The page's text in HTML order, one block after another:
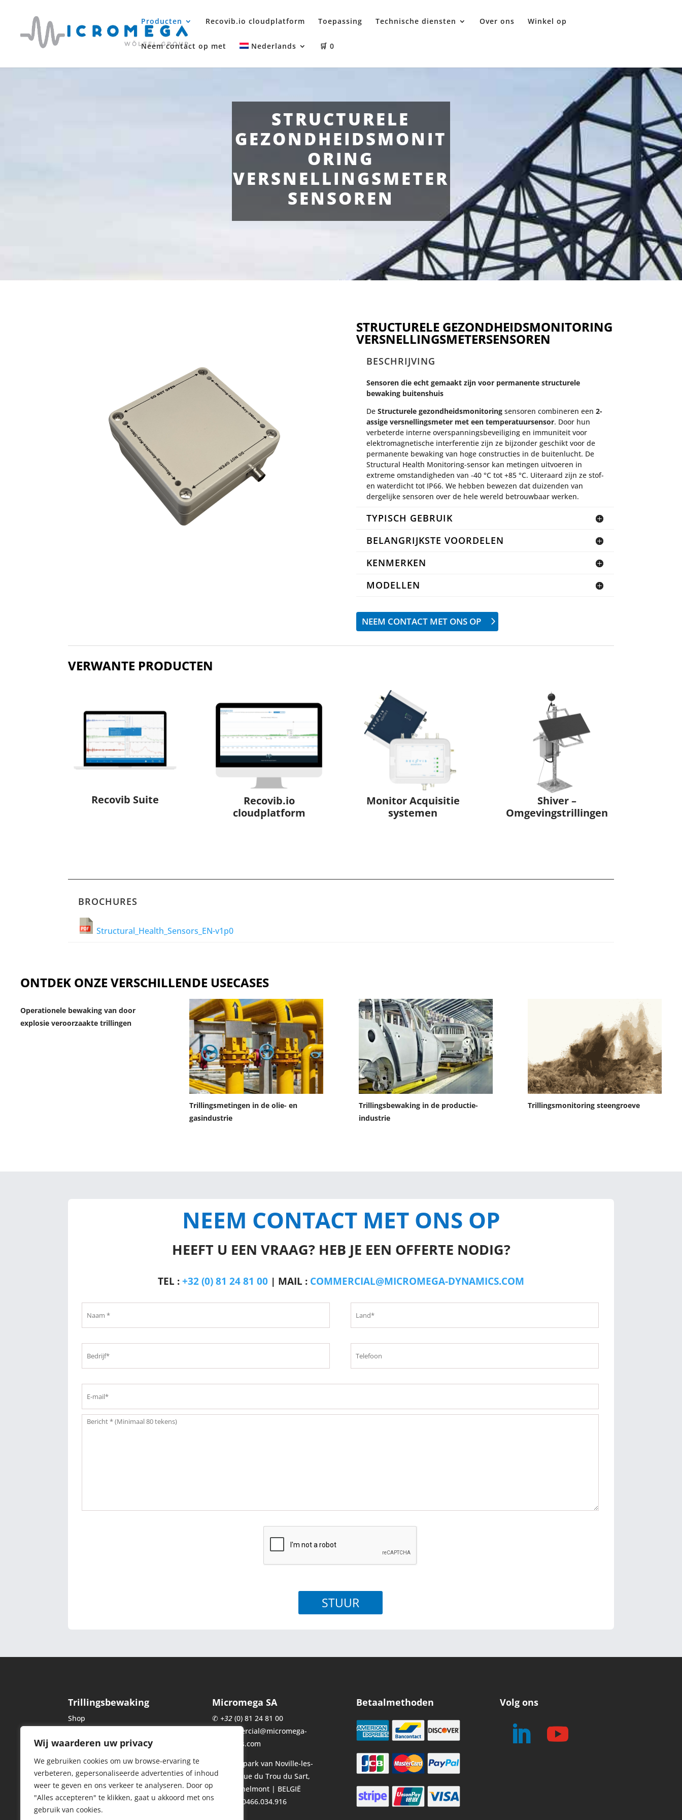
Wij waarderen uw privacy
We gebruiken cookies om uw browse-ervaring te
verbeteren, gepersonaliseerde advertenties of inhoud
weer te geven en ons verkeer te analyseren. Door op
"Alles accepteren" te klikken, gaat u akkoord met ons
gebruik van cookies.
Producten Recovib.io cloudplatform Toepassing Technische diensten Over ons Winkel op
Neem contact op met Nederlands 🛒 0
STRUCTURELE
GEZONDHEIDSMONIT
ORING
VERSNELLINGSMETER
SENSOREN
STRUCTURELE GEZONDHEIDSMONITORING
VERSNELLINGSMETERSENSOREN
BESCHRIJVING
Sensoren die echt gemaakt zijn voor permanente structurele
bewaking buitenshuis
De Structurele gezondheidsmonitoringsensoren combineren een 2-
assige versnellingsmeter met een temperatuursensor. Door hun
verbeterde interne overspanningsbeveiliging en immuniteit voor
elektromagnetische interferentie zijn ze bijzonder geschikt voor de
permanente bewaking van hoge constructies in de buitenlucht. De
Structural Health Monitoring-sensor kan metingen uitvoeren in
extreme omstandigheden van -40 °C tot +85 °C. Uiteraard zijn ze stof-
en waterdicht tot IP66. We hebben bewezen dat duizenden van
dergelijke sensoren over de hele wereld betrouwbaar werken.
TYPISCH GEBRUIK
BELANGRIJKSTE VOORDELEN
KENMERKEN
MODELLEN
NEEM CONTACT MET ONS OP
VERWANTE PRODUCTEN
Recovib Suite
Recovib.io
cloudplatform
Monitor Acquisitie
systemen
Shiver –
Omgevingstrillingen
BROCHURES
Structural_Health_Sensors_EN-v1p0
ONTDEK ONZE VERSCHILLENDE USECASES
Operationele bewaking van door
explosie veroorzaakte trillingen
Trillingsmetingen in de olie- en
gasindustrie
Trillingsbewaking in de productie-
industrie
Trillingsmonitoring steengroeve
NEEM CONTACT MET ONS OP
HEEFT U EEN VRAAG? HEB JE EEN OFFERTE NODIG?
TEL :+32 (0) 81 24 81 00 | MAIL : COMMERCIAL@MICROMEGA-DYNAMICS.COM
Trillingsbewaking
Shop
Over ons
Cookiebeleid
Cloudbewaking
Contact & Ondersteuning
Micromega SA
✆ +32 (0) 81 24 81 00
commercial@micromega-
dynamics.com
Industriepark van Noville-les-
Bois, 10 rue du Trou du Sart,
5380 Fernelmont | BELGIË
BTW : BE0466.034.916
Betaalmethoden Volg ons